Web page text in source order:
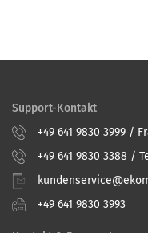
Support-Kontakt
+49 641 9830 3999 /
+49 641 9830 3388 /
+49 641 9830 3993